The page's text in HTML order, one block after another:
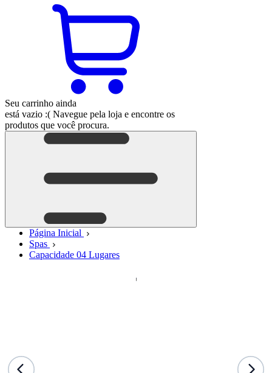
Seu carrinho ainda
está vazio :( Navegue pela loja e encontre os
produtos que você procura.
Página Inicial
Spas
Capacidade 04 Lugares